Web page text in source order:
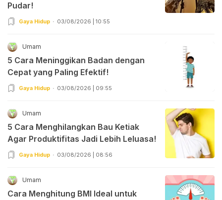
Pudar!
Gaya Hidup 03/08/2026 | 10:55
Umam
5 Cara Meninggikan Badan dengan
Cepat yang Paling Efektif!
Gaya Hidup 03/08/2026 | 09:55
Umam
5 Cara Menghilangkan Bau Ketiak
Agar Produktifitas Jadi Lebih Leluasa!
Gaya Hidup 03/08/2026 | 08:56
Umam
Cara Menghitung BMI Ideal untuk